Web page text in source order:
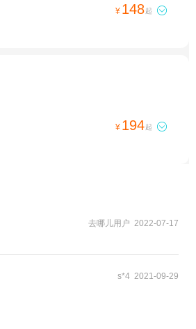
¥ 148起 
¥ 194起 
去哪儿用户 2022-07-17
s*4 2021-09-29